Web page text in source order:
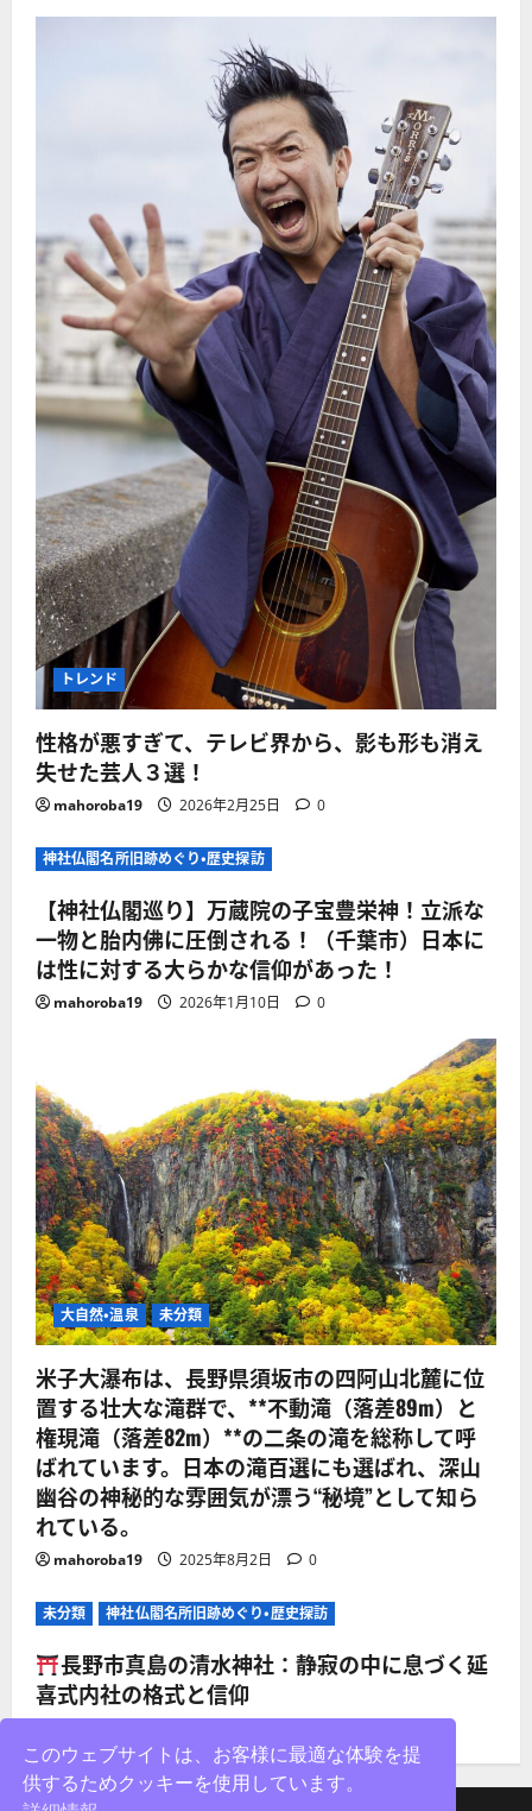
トレンド
性格が悪すぎて、テレビ界から、影も形も消え
失せた芸人３選！
mahoroba19 2026年2月25日 0
神社仏閣名所旧跡めぐり・歴史探訪
【神社仏閣巡り】万蔵院の子宝豊栄神！立派な
一物と胎内佛に圧倒される！（千葉市）日本に
は性に対する大らかな信仰があった！
mahoroba19 2026年1月10日 0
大自然・温泉 未分類
米子大瀑布は、長野県須坂市の四阿山北麓に位
置する壮大な滝群で、**不動滝（落差89m）と
権現滝（落差82m）**の二条の滝を総称して呼
ばれています。日本の滝百選にも選ばれ、深山
幽谷の神秘的な雰囲気が漂う“秘境”として知ら
れている。
mahoroba19 2025年8月2日 0
未分類 神社仏閣名所旧跡めぐり・歴史探訪
長野市真島の清水神社：静寂の中に息づく延
喜式内社の格式と信仰
このウェブサイトは、お客様に最適な体験を提
供するためクッキーを使用しています。